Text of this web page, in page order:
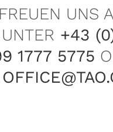
UNS
+43
1777 5775